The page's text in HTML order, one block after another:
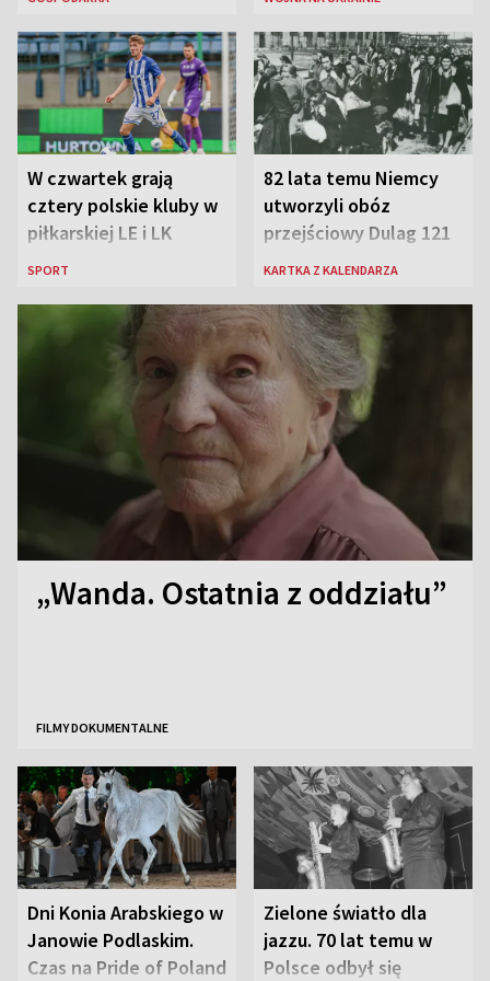
W czwartek grają
cztery polskie kluby w
piłkarskiej LE i LK
SPORT
82 lata temu Niemcy
utworzyli obóz
przejściowy Dulag 121
KARTKA Z KALENDARZA
„Wanda. Ostatnia z oddziału”
FILMY DOKUMENTALNE
Dni Konia Arabskiego w
Janowie Podlaskim.
Czas na Pride of Poland
Zielone światło dla
jazzu. 70 lat temu w
Polsce odbył się